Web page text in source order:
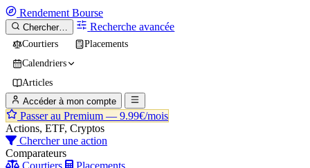
Rendement Bourse
Chercher… Recherche avancée
Courtiers
Placements
Calendriers
Articles
Accéder à mon compte
Passer au Premium — 9.99€/mois
Actions, ETF, Cryptos
Chercher une action
Comparateurs
Courtiers
Placements